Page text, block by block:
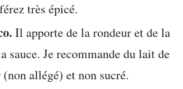
très épicé.
Il apporte de la rondeur et de la
sauce. Je recommande du lait de
allégé) et non sucré.